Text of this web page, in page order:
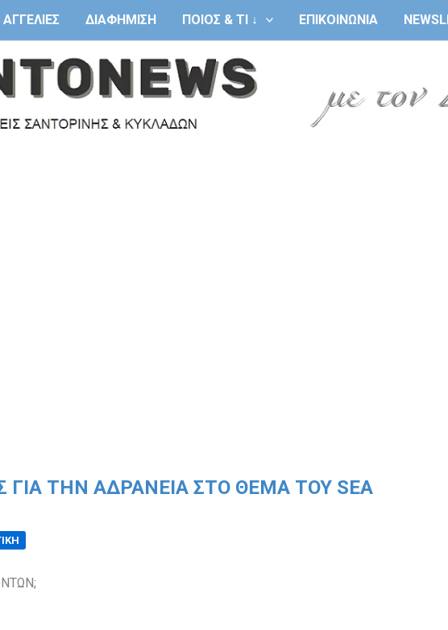
ΔΙΑΦΗΜΙΣΗ ΠΟΙΟΣ & ΤΙ ↓ ΕΠΙΚΟΙΝΩΝΙΑ
ΤΗΝ ΑΔΡΑΝΕΙΑ ΣΤΟ ΘΕΜΑ ΤΟΥ SEA